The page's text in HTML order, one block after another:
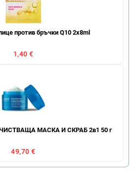
против бръчки Q10 2x8ml
1,40 €
МАСКА И СКРАБ 2в1 50 г
49,70 €